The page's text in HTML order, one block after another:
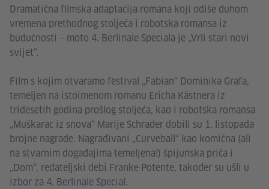
Dramatična filmska adaptacija romana koji odiše duhom
vremena prethodnog stoljeća i robotska romansa iz
budućnosti – moto 4. Berlinale Speciala je „Vrli stari novi
svijet“.
Film s kojim otvaramo festival „Fabian“ Dominika Grafa,
temeljen na istoimenom romanu Ericha Kästnera iz
tridesetih godina prošlog stoljeća, kao i robotska romansa
„Muškarac iz snova“ Marije Schrader dobili su 1. listopada
brojne nagrade. Nagrađivani „Curveball“ kao komična (ali
na stvarnim događajima temeljena!) špijunska priča i
„Dom“, redateljski debi Franke Potente, također su ušli u
izbor za 4. Berlinale Special.